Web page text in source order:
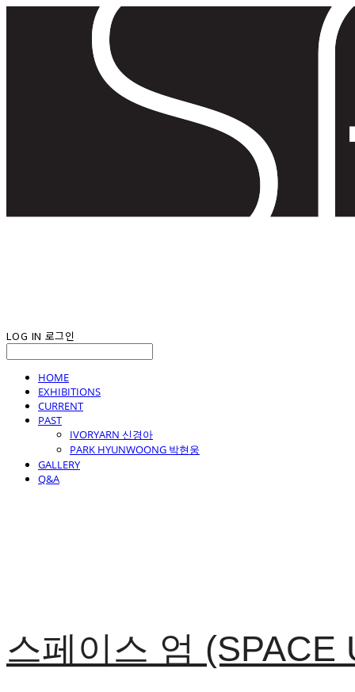
LOG IN 로그인
HOME
EXHIBITIONS
CURRENT
PAST
IVORYARN 신경아
PARK HYUNWOONG 박현웅
GALLERY
Q&A
스페이스 엄 (SPACE